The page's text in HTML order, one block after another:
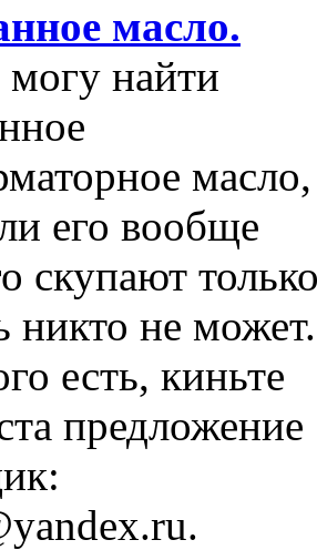
масло.
найти
масло,
его вообще
скупают
никто не может.
есть, киньте
предложение